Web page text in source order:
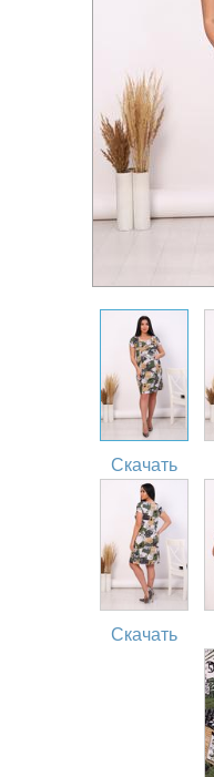
Скачать
Скачать